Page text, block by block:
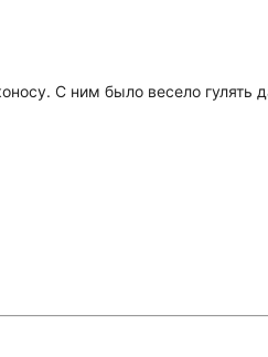
С ним было весело гулять